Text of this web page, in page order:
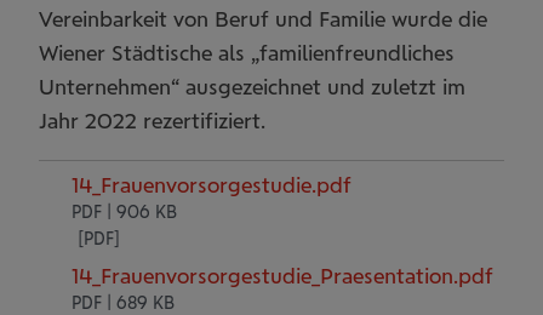
Vereinbarkeit von Beruf und Familie wurde die
Wiener Städtische als „familienfreundliches
Unternehmen“ ausgezeichnet und zuletzt im
Jahr 2022 rezertifiziert.
14_Frauenvorsorgestudie.pdf
PDF | 906 KB
14_Frauenvorsorgestudie_Praesentation.pdf
PDF | 689 KB